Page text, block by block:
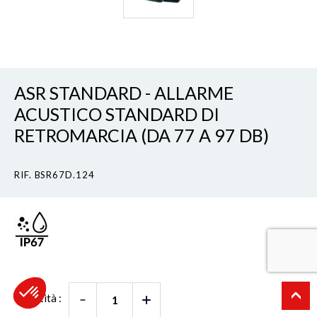
ASR STANDARD - ALLARME
ACUSTICO STANDARD DI
RETROMARCIA (DA 77 A 97 DB)
RIF. BSR67D.124
Quantità :